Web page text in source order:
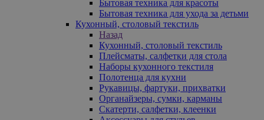
Бытовая техника для красоты
Бытовая техника для ухода за детьми
Кухонный, столовый текстиль
Назад
Кухонный, столовый текстиль
Плейсматы, салфетки для стола
Наборы кухонного текстиля
Полотенца для кухни
Рукавицы, фартуки, прихватки
Органайзеры, сумки, карманы
Скатерти, салфетки, клеенки